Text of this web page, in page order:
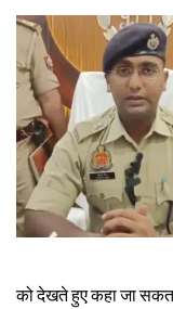
को देखते हुए कहा जा